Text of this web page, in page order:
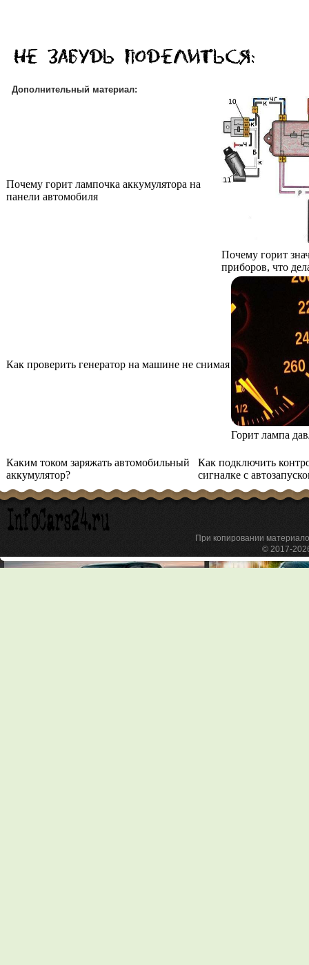
Дополнительный материал:
Почему горит лампочка аккумулятора на
панели автомобиля
Почему горит
приборов, что
Как проверить генератор на машине не снимая
Горит лампа
Каким током заряжать автомобильный
аккумулятор?
Как подключить
сигналке с
При копировании
© 2017-